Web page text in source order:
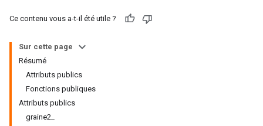
Ce contenu vous a-t-il été utile ?
Sur cette page
Résumé
Attributs publics
Fonctions publiques
Attributs publics
graine2_